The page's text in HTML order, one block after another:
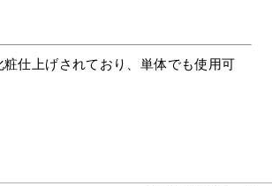
仕上げされており、単体でも使用可